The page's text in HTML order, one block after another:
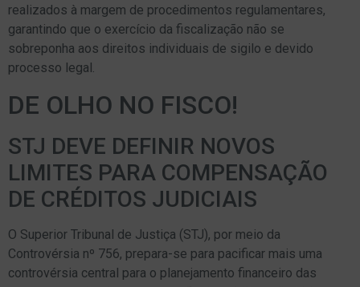
realizados à margem de procedimentos regulamentares,
garantindo que o exercício da fiscalização não se
sobreponha aos direitos individuais de sigilo e devido
processo legal.
DE OLHO NO FISCO!
STJ DEVE DEFINIR NOVOS
LIMITES PARA COMPENSAÇÃO
DE CRÉDITOS JUDICIAIS
O Superior Tribunal de Justiça (STJ), por meio da
Controvérsia nº 756, prepara-se para pacificar mais uma
controvérsia central para o planejamento financeiro das